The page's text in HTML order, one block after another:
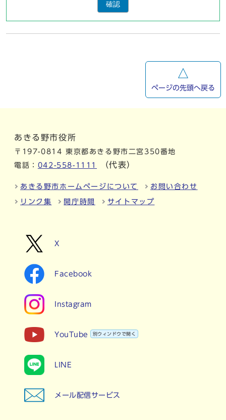
確認
ページの先頭へ戻る
あきる野市役所
〒197-0814 東京都あきる野市二宮350番地
電話： 042-558-1111 （代表）
あきる野市ホームページについて お問い合わせ
リンク集 開庁時間 サイトマップ
X
Facebook
Instagram
YouTube 別ウィンドウで開く
LINE
メール配信サービス